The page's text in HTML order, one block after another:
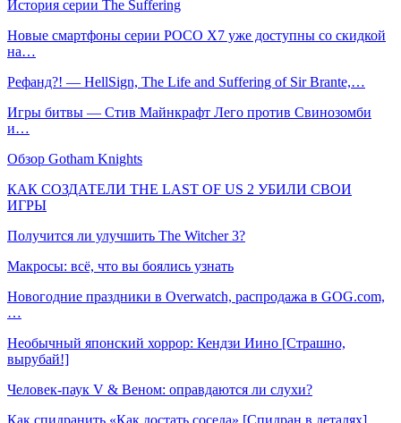
История серии The Suffering
Новые смартфоны серии POCO X7 уже доступны со скидкой
на…
Рефанд?! — HellSign, The Life and Suffering of Sir Brante,…
Игры битвы — Стив Майнкрафт Лего против Свинозомби
и…
Обзор Gotham Knights
КАК СОЗДАТЕЛИ THE LAST OF US 2 УБИЛИ СВОИ
ИГРЫ
Получится ли улучшить The Witcher 3?
Макросы: всё, что вы боялись узнать
Новогодние праздники в Overwatch, распродажа в GOG.com,
…
Необычный японский хоррор: Кендзи Иино [Страшно,
вырубай!]
Человек-паук V & Веном: оправдаются ли слухи?
Как спидранить «Как достать соседа» [Спидран в деталях]